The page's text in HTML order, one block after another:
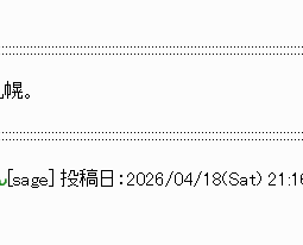
。
sage ] 投稿日： 2026/04/18(Sat)